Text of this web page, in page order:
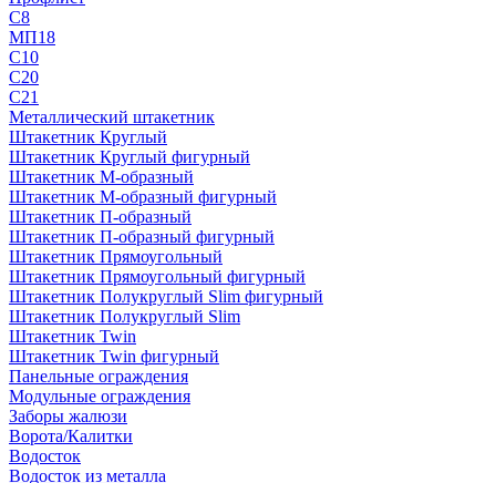
С8
МП18
С10
С20
С21
Металлический штакетник
Штакетник Круглый
Штакетник Круглый фигурный
Штакетник М-образный
Штакетник М-образный фигурный
Штакетник П-образный
Штакетник П-образный фигурный
Штакетник Прямоугольный
Штакетник Прямоугольный фигурный
Штакетник Полукруглый Slim фигурный
Штакетник Полукруглый Slim
Штакетник Twin
Штакетник Twin фигурный
Панельные ограждения
Модульные ограждения
Заборы жалюзи
Ворота/Калитки
Водосток
Водосток из металла